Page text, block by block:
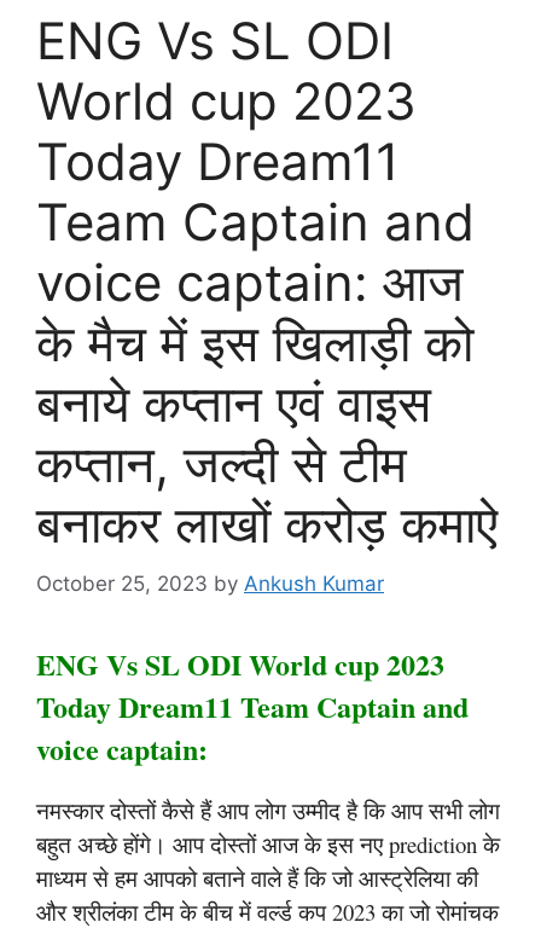
ENG Vs SL ODI
World cup 2023
Today Dream11
Team Captain and
voice captain: आज
के मैच में इस खिलाड़ी को
बनाये कप्तान एवं वाइस
कप्तान, जल्दी से टीम
बनाकर लाखों करोड़ कमाऐ
October 25, 2023 by Ankush Kumar
ENG Vs SL ODI World cup 2023
Today Dream11 Team Captain and
voice captain:
नमस्कार दोस्तों कैसे हैं आप लोग उम्मीद है कि आप सभी लोग
बहुत अच्छे होंगे। आप दोस्तों आज के इस नए prediction के
माध्यम से हम आपको बताने वाले हैं कि जो आस्ट्रेलिया की
और श्रीलंका टीम के बीच में वर्ल्ड कप 2023 का जो रोमांचक